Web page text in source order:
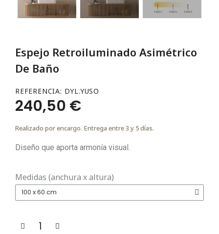
Espejo Retroiluminado Asimétrico
De Baño
REFERENCIA DYL.YUSO
240,50 €
Realizado por encargo. Entrega entre 3 y 5 días.
Diseño que aporta armonía visual.
Medidas (anchura x altura)